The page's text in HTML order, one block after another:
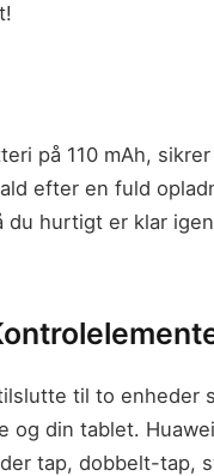
på 110 mAh,
efter en fuld
hurtigt er klar
til to enheder
og din tablet.
tap, dobbelt-tap,